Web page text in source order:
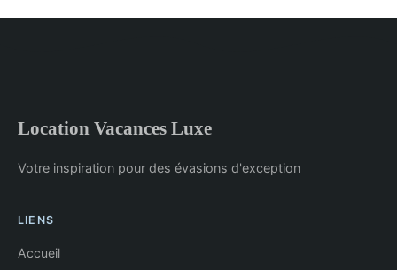
Location Vacances Luxe
Votre inspiration pour des évasions d'exception
LIENS
Accueil